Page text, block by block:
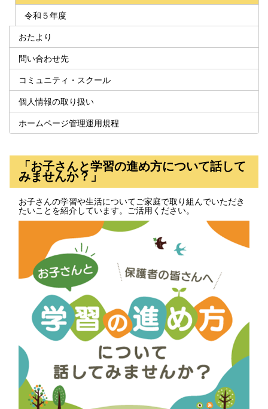
令和５年度
おたより
問い合わせ先
コミュニティ・スクール
個人情報の取り扱い
ホームページ管理運用規程
「お子さんと学習の進め方について話して
みませんか？」
お子さんの学習や生活についてご家庭で取り組んでいただき
たいことを紹介しています。ご活用ください。